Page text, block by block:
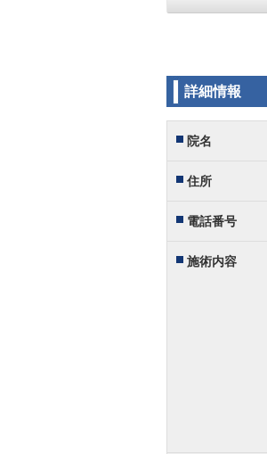
詳細情報
院名
住所
電話番号
施術内容